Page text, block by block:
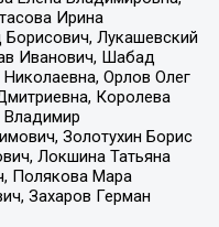
Ирина
Лукашевский
Иванович, Шабад
Орлов Олег
Королева
Владимир
Золотухин Борис
Локшина Татьяна
Полякова Мара
Захаров Герман